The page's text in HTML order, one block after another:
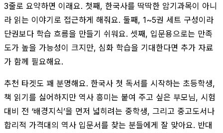
3줄로 요약하면 이래요. 첫째, 한국사를 딱딱한 암기과목이 아니
라 읽는 이야기로 접근하게 해줘요. 둘째, 1~5권 세트 구성이라
단권보다 학습 흐름을 만들기 쉬워요. 셋째, 입문용으로는 만족
도가 높을 가능성이 크지만, 심화 학습을 기대한다면 추가 자료
가 함께 필요해요.
추천 타겟도 꽤 분명해요. 한국사 첫 독서를 시작하는 초등학생,
책 읽기를 싫어하지만 역사 흥미는 붙여 주고 싶은 부모님, 시험
대비 전 ‘배경지식’을 먼저 넓히려는 중학생, 그리고 중고도서나
합리적 가격대의 역사 입문서를 찾는 분들에게 잘 맞아요. 반대